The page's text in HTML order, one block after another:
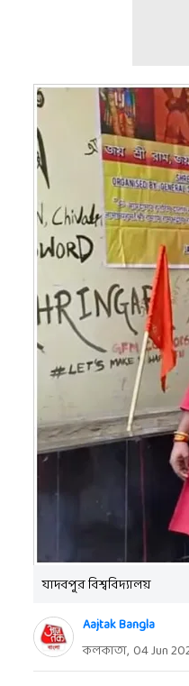
যাদবপুর বিশ্ববিদ্যালয়
Aajtak Bangla
কলকাতা, 04 Jun